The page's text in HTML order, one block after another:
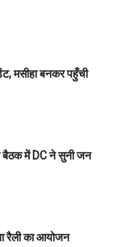
मसीहा बनकर पहुँची
बैठक में DC ने सुनी जन
रैली का आयोजन